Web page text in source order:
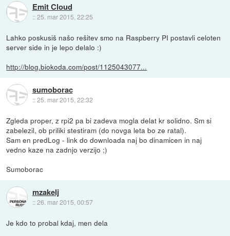
Emit Cloud
::25. mar 2015, 22:25
Lahko poskusiš našo rešitev smo na Raspberry PI postavli celoten
server side in je lepo delalo :)
http://blog.biokoda.com/post/1125043077...
sumoborac
::25. mar 2015, 22:32
Zgleda proper, z rpi2 pa bi zadeva mogla delat kr solidno. Sm si
zabelezil, ob priliki stestiram (do novga leta bo ze ratal).
Sam en predLog - link do downloada naj bo dinamicen in naj
vedno kaze na zadnjo verzijo ;)
Sumoborac
mzakelj
::26. mar 2015, 00:57
Je kdo to probal kdaj, men dela